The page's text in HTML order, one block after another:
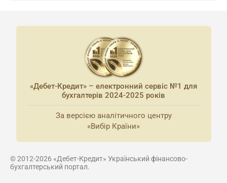
«Дебет-Кредит» – електронний сервіс №1 для
бухгалтерів 2024-2025 років
За версією аналітичного центру
«Вибір Країни»
© 2012-2026 «Дебет-Кредит» Український фінансово-
бухгалтерський портал.